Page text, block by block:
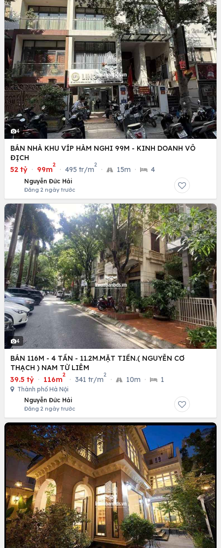
4
BÁN NHÀ KHU VÍP HÀM NGHI 99M - KINH DOANH VÔ
ĐỊCH
52 tỷ · 99m
2
· 495 tr/m
2
· 15m · 4
Nguyễn Đức Hải
Đăng 2 ngày trước
4
BÁN 116M - 4 TẦN - 11.2M.MẶT TIỀN.( NGUYỄN CƠ
THẠCH ) NAM TỪ LIÊM
39.5 tỷ · 116m
2
· 341 tr/m
2
· 10m · 1
Thành phố Hà Nội
Nguyễn Đức Hải
Đăng 2 ngày trước